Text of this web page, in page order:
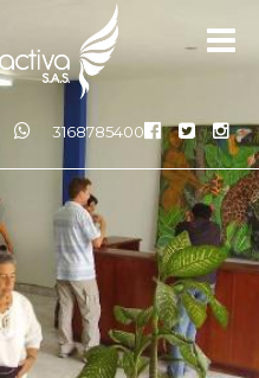
3168785400